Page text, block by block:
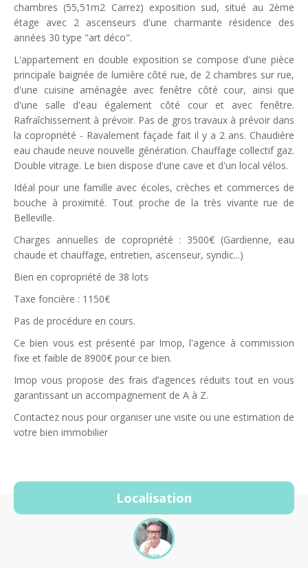
chambres (55,51m2 Carrez) exposition sud, situé au 2ème
étage avec 2 ascenseurs d'une charmante résidence des
années 30 type "art déco".
L'appartement en double exposition se compose d'une pièce
principale baignée de lumière côté rue, de 2 chambres sur rue,
d'une cuisine aménagée avec fenêtre côté cour, ainsi que
d'une salle d'eau également côté cour et avec fenêtre.
Rafraîchissement à prévoir. Pas de gros travaux à prévoir dans
la copropriété - Ravalement façade fait il y a 2 ans. Chaudière
eau chaude neuve nouvelle génération. Chauffage collectif gaz.
Double vitrage. Le bien dispose d'une cave et d'un local vélos.
Idéal pour une famille avec écoles, crèches et commerces de
bouche à proximité. Tout proche de la très vivante rue de
Belleville.
Charges annuelles de copropriété : 3500€ (Gardienne, eau
chaude et chauffage, entretien, ascenseur, syndic...)
Bien en copropriété de 38 lots
Taxe foncière : 1150€
Pas de procédure en cours.
Ce bien vous est présenté par Imop, l'agence à commission
fixe et faible de 8900€ pour ce bien.
Imop vous propose des frais d’agences réduits tout en vous
garantissant un accompagnement de A à Z.
Contactez nous pour organiser une visite ou une estimation de
votre bien immobilier
Localisation